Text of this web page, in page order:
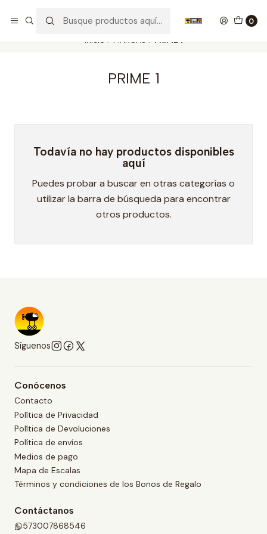
0
Inicio MARCAS PRIME 1
PRIME 1
Todavía no hay productos disponibles
aquí
Puedes probar a buscar en otras categorías o
utilizar la barra de búsqueda para encontrar
otros productos.
Síguenos
Conócenos
Contacto
Política de Privacidad
Política de Devoluciones
Política de envíos
Medios de pago
Mapa de Escalas
Términos y condiciones de los Bonos de Regalo
Contáctanos
573007868546